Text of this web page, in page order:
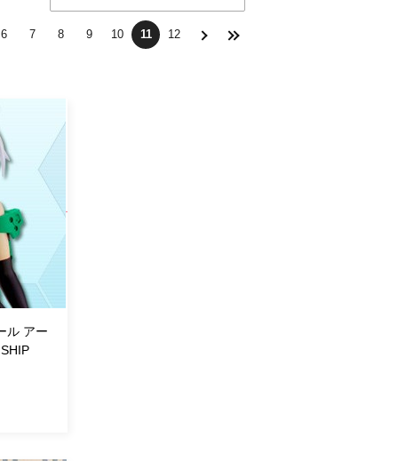
6 7 8 9 10 11 12
ル アー